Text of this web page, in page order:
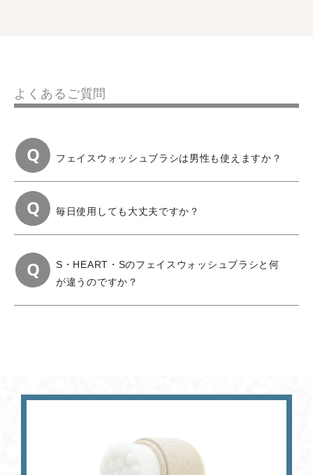
よくあるご質問
フェイスウォッシュブラシは男性も使えますか？
毎日使用しても大丈夫ですか？
S・HEART・Sのフェイスウォッシュブラシと何
が違うのですか？